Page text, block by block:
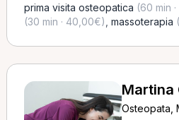
prima visita osteopatica (60 min
(30 min · 40,00€) massoterapia
Martina
Osteopata,